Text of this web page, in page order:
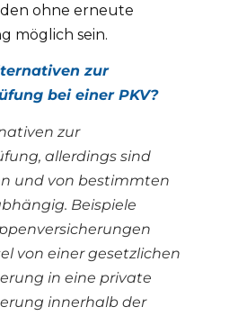
ohne erneute
möglich sein.
zur
bei einer PKV?
zur
allerdings sind
und von bestimmten
Beispiele
von einer gesetzlichen
in eine private
innerhalb der